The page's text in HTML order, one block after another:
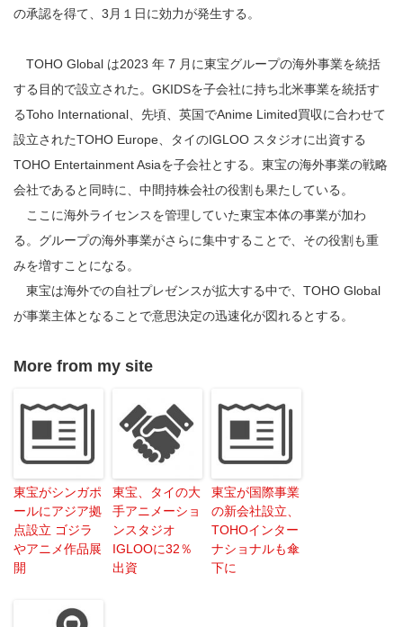
の承認を得て、3月１日に効力が発生する。
TOHO Global は2023 年 7 月に東宝グループの海外事業を統括
する目的で設立された。GKIDSを子会社に持ち北米事業を統括す
るToho International、先頃、英国でAnime Limited買収に合わせて
設立されたTOHO Europe、タイのIGLOO スタジオに出資する
TOHO Entertainment Asiaを子会社とする。東宝の海外事業の戦略
会社であると同時に、中間持株会社の役割も果たしている。
ここに海外ライセンスを管理していた東宝本体の事業が加わ
る。グループの海外事業がさらに集中することで、その役割も重
みを増すことになる。
東宝は海外での自社プレゼンスが拡大する中で、TOHO Global
が事業主体となることで意思決定の迅速化が図れるとする。
More from my site
東宝がシンガポ
ールにアジア拠
点設立 ゴジラ
やアニメ作品展
開
東宝、タイの大
手アニメーショ
ンスタジオ
IGLOOに32％
出資
東宝が国際事業
の新会社設立、
TOHOインター
ナショナルも傘
下に